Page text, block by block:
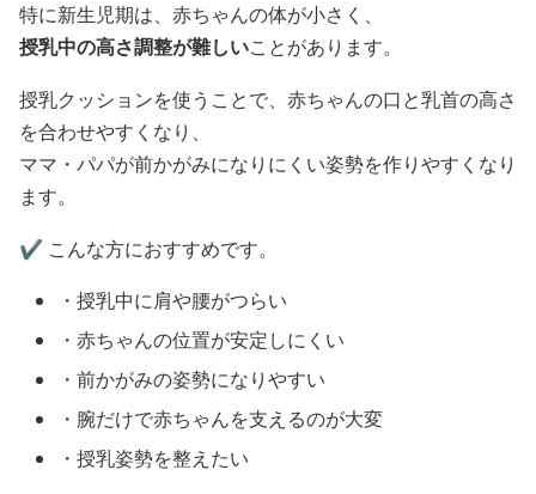
特に新生児期は、赤ちゃんの体が小さく、
授乳中の高さ調整が難しいことがあります。
授乳クッションを使うことで、赤ちゃんの口と乳首の高さ
を合わせやすくなり、
ママ・パパが前かがみになりにくい姿勢を作りやすくなり
ます。
✔️ こんな方におすすめです。
・授乳中に肩や腰がつらい
・赤ちゃんの位置が安定しにくい
・前かがみの姿勢になりやすい
・腕だけで赤ちゃんを支えるのが大変
・授乳姿勢を整えたい